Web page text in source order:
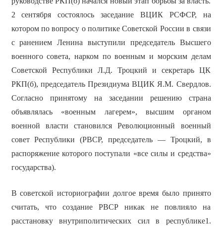
2 сентября состоялось заседание ВЦИК РСФСР, на
котором по вопросу о политике Советской России в связи
с ранением Ленина выступили председатель Высшего
военного совета, нарком по военным и морским делам
Советской Республики Л.Д. Троцкий и секретарь ЦК
РКП(б), председатель Президиума ВЦИК Я.М. Свердлов.
Согласно принятому на заседании решению страна
объявлялась «военным лагерем», высшим органом
военной власти становился Революционный военный
совет Республики (РВСР, председатель — Троцкий, в
распоряжение которого поступали «все силы и средства»
государства).
В советской историографии долгое время было принято
считать, что создание РВСР никак не повлияло на
расстановку внутриполитических сил в республике1.